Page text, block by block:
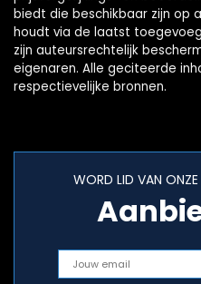
biedt die beschikbaar zijn op
houdt via de laatst
zijn auteursrechtelijk
eigenaren. Alle geciteerde
respectievelijke bronnen.
WORD LID VAN